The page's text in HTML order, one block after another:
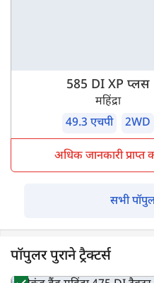
585 DI XP प्लस
महिंद्रा
49.3 एचपी
2WD
अधिक जानकारी प्राप्त
सभी
पॉपुलर पुराने ट्रैक्टर्स